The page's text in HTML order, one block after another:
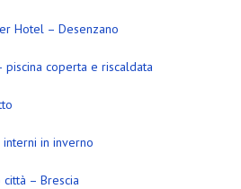
Hotel – Desenzano
coperta e riscaldata
in inverno
città – Brescia